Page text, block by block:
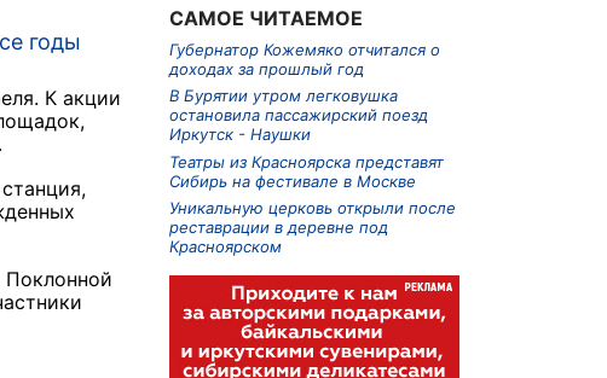
годы
К акции
САМОЕ ЧИТАЕМОЕ
Губернатор Кожемяко отчитался о
доходах за прошлый год
В Бурятии утром легковушка
остановила пассажирский поезд
Иркутск - Наушки
Театры из Красноярска представят
Сибирь на фестивале в Москве
Уникальную церковь открыли после
реставрации в деревне под
Красноярском